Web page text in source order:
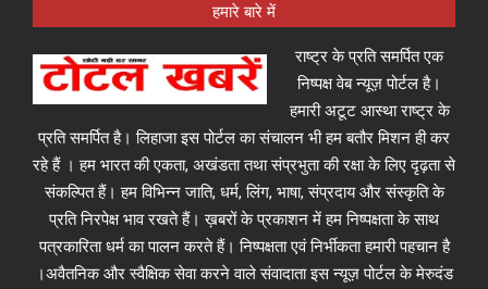
हमारे बारे में
राष्ट्र के प्रति समर्पित एक
निष्पक्ष वेब न्यूज़ पोर्टल है।
हमारी अटूट आस्था राष्ट्र के
प्रति समर्पित है। लिहाजा इस पोर्टल का संचालन भी हम बतौर मिशन ही कर
रहे हैं । हम भारत की एकता, अखंडता तथा संप्रभुता की रक्षा के लिए दृढ़ता से
संकल्पित हैं। हम विभिन्न जाति, धर्म, लिंग, भाषा, संप्रदाय और संस्कृति के
प्रति निरपेक्ष भाव रखते हैं। ख़बरों के प्रकाशन में हम निष्पक्षता के साथ
पत्रकारिता धर्म का पालन करते हैं। निष्पक्षता एवं निर्भीकता हमारी पहचान है
।अवैतनिक और स्वैक्षिक सेवा करने वाले संवादाता इस न्यूज़ पोर्टल के मेरुदंड